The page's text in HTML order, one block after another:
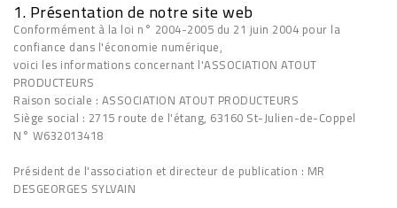
RETRAIT
CONTACTEZ-
NOUS
1. Présentation de notre site web
Conformément à la loi n° 2004-2005 du 21 juin 2004 pour la
confiance dans l'économie numérique,
voici les informations concernant l'ASSOCIATION ATOUT
PRODUCTEURS
Raison sociale : ASSOCIATION ATOUT PRODUCTEURS
Siège social : 2715 route de l'étang, 63160 St-Julien-de-Coppel
N° W632013418
Président de l'association et directeur de publication : MR
DESGEORGES SYLVAIN